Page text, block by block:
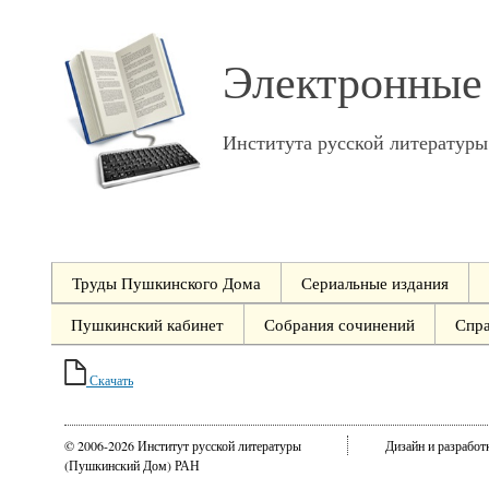
Института русской
Труды Пушкинского Дома
Сериальные издания
Пушкинский кабинет
Собрания сочинений
Скачать
© 2006-2026 Институт русской литературы
(Пушкинский Дом) РАН
Дизайн и